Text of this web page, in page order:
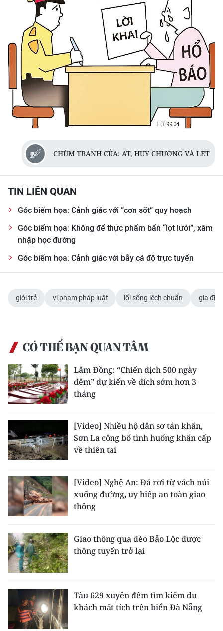
Trung du và miền núi phía Bắc
Đồng bằng sông Hồng
Duyên hải Nam Trung Bộ và Tây
Nguyên
Đông Nam Bộ
Chuyên trang Hà Nội
CHUYÊN ĐỀ
CÁC CHUYÊN TRANG
VỀ BÁO NHÂN DÂN
ĐỌC BÁO IN
中文
FRANÇAIS
РУССКИЙ
ESPAÑOL
한국어
CHÙM TRANH CỦA: AT, HUY CHƯƠNG VÀ LET
TIN LIÊN QUAN
Góc biếm họa: Cảnh giác với “cơn sốt” quy hoạch
Góc biếm họa: Không để thực phẩm bẩn “lọt lưới”, xâm
nhập học đường
Góc biếm họa: Cảnh giác với bẫy cá độ trực tuyến
giới trẻ vi phạm pháp luật lối sống lệch chuẩn gia đình
CÓ THỂ BẠN QUAN TÂM
Lâm Đồng: “Chiến dịch 500 ngày
đêm” dự kiến về đích sớm hơn 3
tháng
[Video] Nhiều hộ dân sơ tán khẩn,
Sơn La công bố tình huống khẩn cấp
về thiên tai
[Video] Nghệ An: Đá rơi từ vách núi
xuống đường, uy hiếp an toàn giao
thông
Giao thông qua đèo Bảo Lộc được
thông tuyến trở lại
Tàu 629 xuyên đêm tìm kiếm du
khách mất tích trên biển Đà Nẵng